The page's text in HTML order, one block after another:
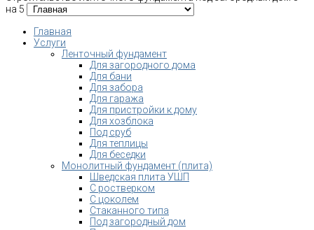
на 5
Главная
Услуги
Ленточный фундамент
Для загородного дома
Для бани
Для забора
Для гаража
Для пристройки к дому
Для хозблока
Под сруб
Для теплицы
Для беседки
Монолитный фундамент (плита)
Шведская плита УШП
С ростверком
С цоколем
Стаканного типа
Под загородный дом